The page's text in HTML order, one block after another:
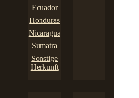
Ecuador
Honduras
Nicaragua
Sumatra
Sonstige
Herkunft